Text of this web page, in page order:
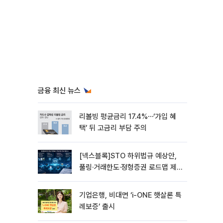
금융 최신 뉴스
리볼빙 평균금리 17.4%⋯‘가입 혜
택’ 뒤 고금리 부담 주의
[넥스블록]STO 하위법규 예상안,
풀링·거래한도·정형증권 로드맵 제
기업은행, 비대면 ‘i-ONE 햇살론 특
례보증’ 출시